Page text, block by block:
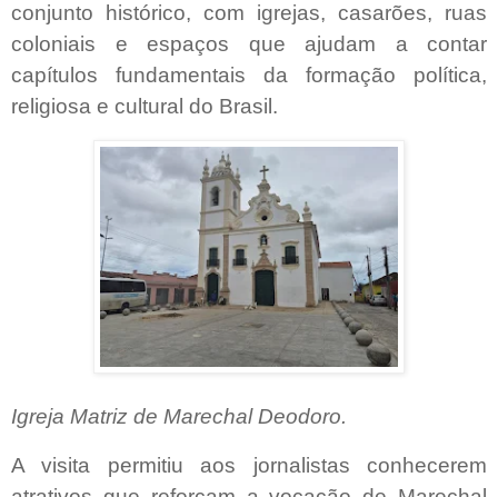
conjunto histórico, com igrejas, casarões, ruas
coloniais e espaços que ajudam a contar
capítulos fundamentais da formação política,
religiosa e cultural do Brasil.
Igreja Matriz de Marechal Deodoro.
A visita permitiu aos jornalistas conhecerem